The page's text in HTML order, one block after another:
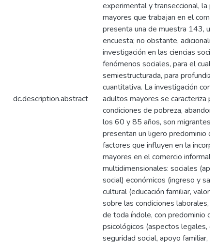
dc.description.abstract
experimental y transeccional, la
mayores que trabajan en el
presenta una de muestra 143,
encuesta; no obstante,
investigación en las ciencias
fenómenos sociales, para el cual
semiestructurada, para
cuantitativa. La investigación
adultos mayores se caracteriza
condiciones de pobreza,
los 60 y 85 años, son migrantes
presentan un ligero predominio
factores que influyen en la
mayores en el comercio informal
multidimensionales: sociales
social) económicos (ingreso y
cultural (educación familiar,
sobre las condiciones laborales,
de toda índole, con predominio
psicológicos (aspectos legales,
seguridad social, apoyo familiar,